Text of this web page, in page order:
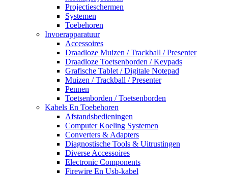
Projectieschermen
Systemen
Toebehoren
Invoerapparatuur
Accessoires
Draadloze Muizen / Trackball / Presenter
Draadloze Toetsenborden / Keypads
Grafische Tablet / Digitale Notepad
Muizen / Trackball / Presenter
Pennen
Toetsenborden / Toetsenborden
Kabels En Toebehoren
Afstandsbedieningen
Computer Koeling Systemen
Converters & Adapters
Diagnostische Tools & Uitrustingen
Diverse Accessoires
Electronic Components
Firewire En Usb-kabel